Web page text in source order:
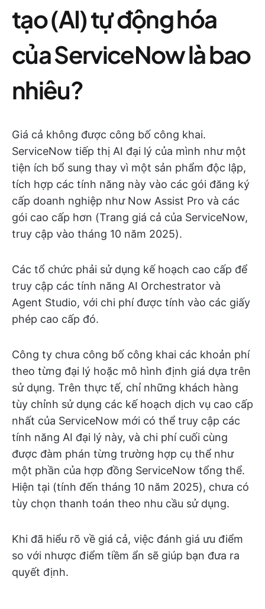
tạo (AI) tự động hóa
của ServiceNow là bao
nhiêu?
Giá cả không được công bố công khai.
ServiceNow tiếp thị AI đại lý của mình như một
tiện ích bổ sung thay vì một sản phẩm độc lập,
tích hợp các tính năng này vào các gói đăng ký
cấp doanh nghiệp như Now Assist Pro và các
gói cao cấp hơn (Trang giá cả của ServiceNow,
truy cập vào tháng 10 năm 2025).
Các tổ chức phải sử dụng kế hoạch cao cấp để
truy cập các tính năng AI Orchestrator và
Agent Studio, với chi phí được tính vào các giấy
phép cao cấp đó.
Công ty chưa công bố công khai các khoản phí
theo từng đại lý hoặc mô hình định giá dựa trên
sử dụng. Trên thực tế, chỉ những khách hàng
tùy chỉnh sử dụng các kế hoạch dịch vụ cao cấp
nhất của ServiceNow mới có thể truy cập các
tính năng AI đại lý này, và chi phí cuối cùng
được đàm phán từng trường hợp cụ thể như
một phần của hợp đồng ServiceNow tổng thể.
Hiện tại (tính đến tháng 10 năm 2025), chưa có
tùy chọn thanh toán theo nhu cầu sử dụng.
Khi đã hiểu rõ về giá cả, việc đánh giá ưu điểm
so với nhược điểm tiềm ẩn sẽ giúp bạn đưa ra
quyết định.